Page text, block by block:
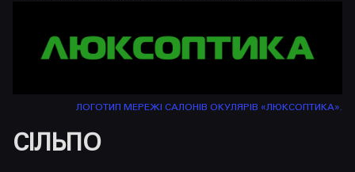
ЛОГОТИП МЕРЕЖІ САЛОНІВ ОКУЛЯРІВ «ЛЮКСОПТИКА».
СІЛЬПО